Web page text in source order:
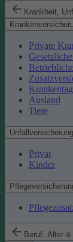
Krankheit,
Private
Ausland
Tiere
Unfallversicherung
Privat
Kinder
Beruf, Alter